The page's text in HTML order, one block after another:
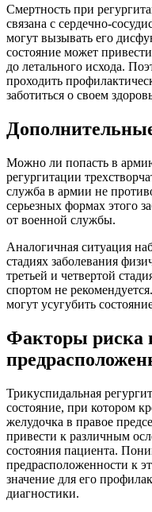
Смертность при
связана с сердечно-
могут вызывать его
состояние может
до летального исхода.
проходить
заботиться о своем
Можно ли попасть в
регургитации
служба в армии не
серьезных формах этого
от военной службы.
Аналогичная ситуация
стадиях заболевания
третьей и четвертой
спортом не
могут усугубить
Факторы риска
Трикуспидальная
состояние, при котором
желудочка в правое
привести к различным
состояния пациента.
предрасположенности к
значение для его
диагностики.